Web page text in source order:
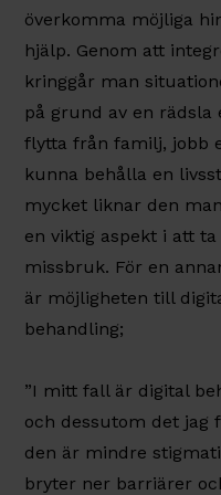
överkomma möjliga
hjälp. Genom att
kringgår man
på grund av en
flytta från familj, jobb
kunna behålla en
mycket liknar den
en viktig aspekt i att
missbruk. För en
är möjligheten till
behandling;
”I mitt fall är digital
och dessutom det jag
den är mindre
bryter ner barriärer